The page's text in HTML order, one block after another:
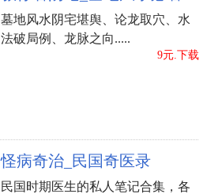
墓地风水阴宅堪舆、论龙取穴、水
法破局例、龙脉之向.....
9元.下载
怪病奇治_民国奇医录
民国时期医生的私人笔记合集，各